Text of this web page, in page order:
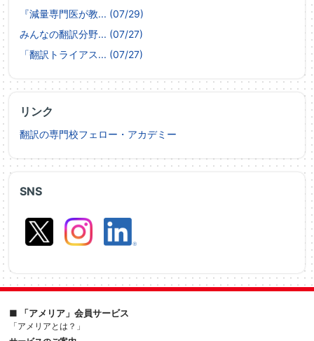
SNS
『減量専門医が教... (07/29)
みんなの翻訳分野... (07/27)
「翻訳トライアス... (07/27)
リンク
翻訳の専門校フェロー・アカデミー
■ 「アメリア」会員サービス
「アメリアとは？」